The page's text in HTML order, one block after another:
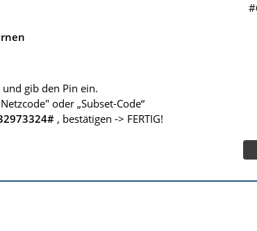
gib den Pin ein.
oder „Subset-Code“
, bestätigen -> FERTIG!